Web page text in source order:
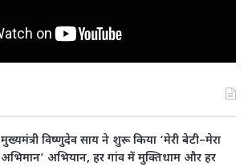
मुख्यमंत्री विष्णुदेव साय ने शुरू किया ‘मेरी बेटी–मेरा
अभिमान’ अभियान, हर गांव में मुक्तिधाम और हर